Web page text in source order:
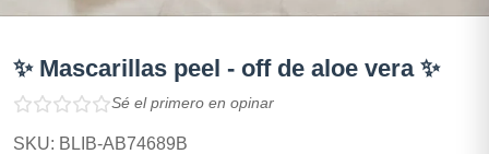
✨ Mascarillas peel - off de aloe vera ✨
Sé el primero en opinar
SKU: BLIB-AB74689B